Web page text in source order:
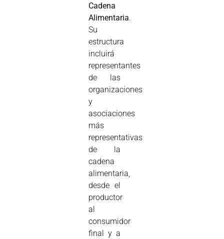
Cadena
Alimentaria.
Su
estructura
incluirá
representantes
de las
organizaciones
y
asociaciones
más
representativas
de la
cadena
alimentaria,
desde el
productor
al
consumidor
final y a